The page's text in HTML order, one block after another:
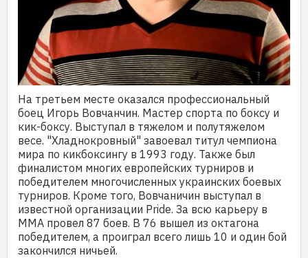
На третьем месте оказался профессиональный
боец Игорь Вовчанчин. Мастер спорта по боксу и
кик-боксу. Выступал в тяжелом и полутяжелом
весе. "Хладнокровный" завоевал титул чемпиона
мира по кикбоксингу в 1993 году. Также был
финалистом многих европейских турниров и
победителем многочисленных украинских боевых
турниров. Кроме того, Вовчаничин выступал в
известной организации Pride. За всю карьеру в
ММА провел 87 боев. В 76 вышел из октагона
победителем, а проиграл всего лишь 10 и один бой
закончился ничьей.